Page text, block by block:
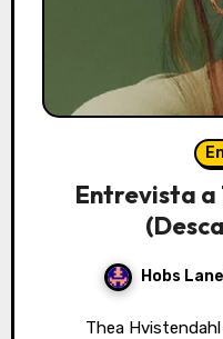
Entrevista a
Hobs Lane
Thea Hvistendahl es una cineasta noruega